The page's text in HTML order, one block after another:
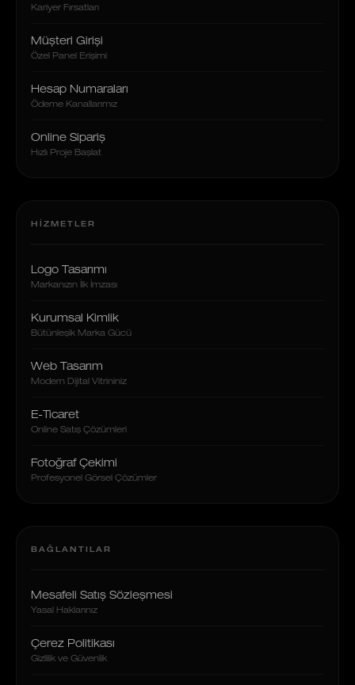
Kariyer Fırsatları
Müşteri Girişi
Özel Panel Erişimi
Hesap Numaraları
Ödeme Kanallarımız
Online Sipariş
Hızlı Proje Başlat
HIZMETLER
Logo Tasarımı
Markanızın İlk İmzası
Kurumsal Kimlik
Bütünleşik Marka Gücü
Web Tasarım
Modern Dijital Vitrininiz
E-Ticaret
Online Satış Çözümleri
Fotoğraf Çekimi
Profesyonel Görsel Çözümler
BAĞLANTILAR
Mesafeli Satış Sözleşmesi
Yasal Haklarınız
Çerez Politikası
Gizlilik ve Güvenlik